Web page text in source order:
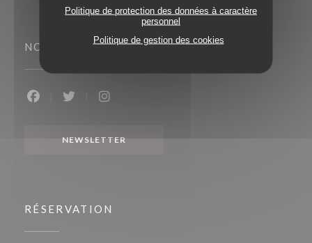
Politique de protection des données à caractère
personnel
Politique de gestion des cookies
NOUS SUIVRE
NEWSLETTER
RÉSERVATION